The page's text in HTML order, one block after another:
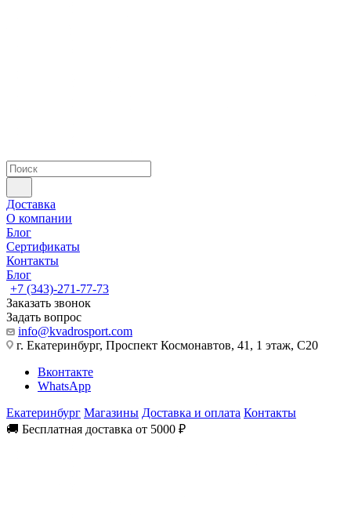
Доставка
О компании
Блог
Сертификаты
Контакты
Блог
+7 (343)-271-77-73
Заказать звонок
Задать вопрос
info@kvadrosport.com
г. Екатеринбург, Проспект Космонавтов, 41, 1 этаж, С20
Вконтакте
WhatsApp
Екатеринбург Магазины Доставка и оплата Контакты
🚚 Бесплатная доставка от 5000 ₽